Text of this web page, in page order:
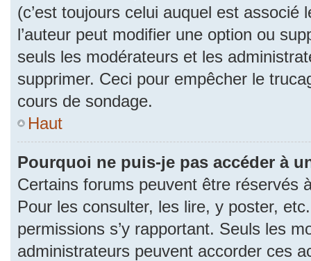
(c’est toujours celui auquel est associé
l’auteur peut modifier une option ou
seuls les modérateurs et les
supprimer. Ceci pour empêcher le
cours de sondage.
Haut
Pourquoi ne puis-je pas accéder à
Certains forums peuvent être réservés
Pour les consulter, les lire, y poster,
permissions s’y rapportant. Seuls les
administrateurs peuvent accorder ces